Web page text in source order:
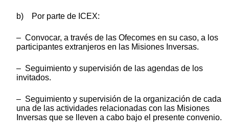
b) Por parte de ICEX:
– Convocar, a través de las Ofecomes en su caso, a los
participantes extranjeros en las Misiones Inversas.
– Seguimiento y supervisión de las agendas de los
invitados.
– Seguimiento y supervisión de la organización de cada
una de las actividades relacionadas con las Misiones
Inversas que se lleven a cabo bajo el presente convenio.